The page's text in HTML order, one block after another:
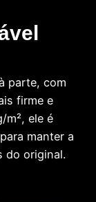
parte, com
firme e
m², ele é
manter a
do original.